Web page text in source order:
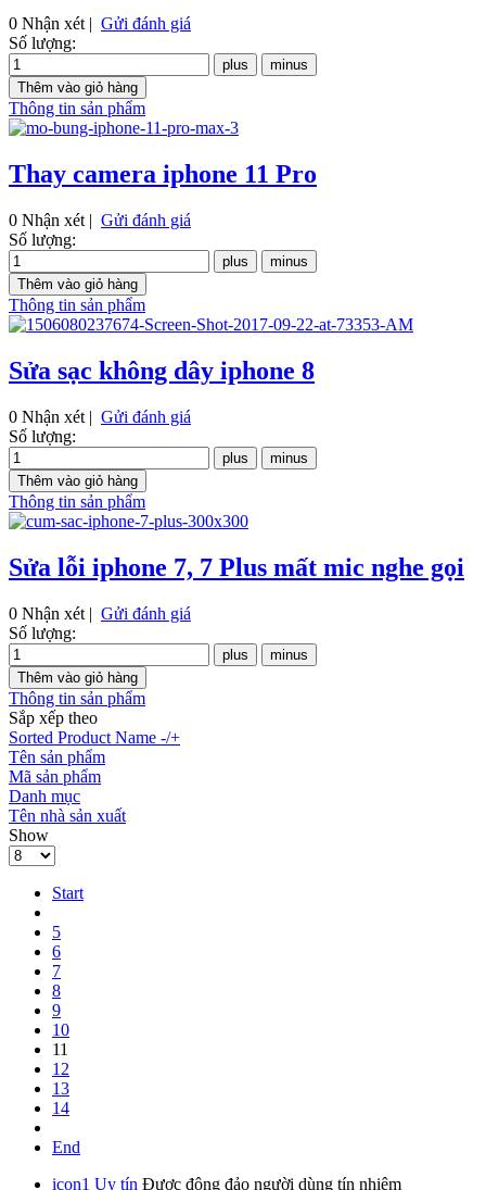
0 Nhận xét | Gửi đánh giá
Số lượng:
Thông tin sản phẩm
Thay camera iphone 11 Pro
0 Nhận xét | Gửi đánh giá
Số lượng:
Thông tin sản phẩm
Sửa sạc không dây iphone 8
0 Nhận xét | Gửi đánh giá
Số lượng:
Thông tin sản phẩm
Sửa lỗi iphone 7, 7 Plus mất mic nghe gọi
0 Nhận xét | Gửi đánh giá
Số lượng:
Thông tin sản phẩm
Sắp xếp theo
Sorted Product Name -/+
Tên sản phẩm
Mã sản phẩm
Danh mục
Tên nhà sản xuất
Show
Start
5
6
7
8
9
10
11
12
13
14
End
icon1 Uy tín Được đông đảo người dùng tín nhiệm